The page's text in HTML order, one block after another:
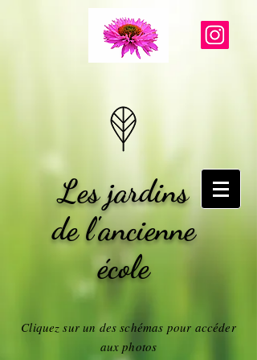
Les jardins
de l'ancienne
école
Cliquez surun des schémas pour accéder
aux photos